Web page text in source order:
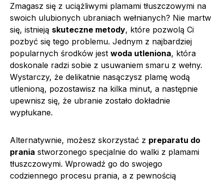
Zmagasz się z uciążliwymi plamami tłuszczowymi na
swoich ulubionych ubraniach wełnianych? Nie martw
się, istnieją skuteczne metody, które pozwolą Ci
pozbyć się tego problemu. Jednym z najbardziej
popularnych środków jest woda utleniona, która
doskonale radzi sobie z usuwaniem smaru z wełny.
Wystarczy, że delikatnie nasączysz plamę wodą
utlenioną, pozostawisz na kilka minut, a następnie
upewnisz się, że ubranie zostało dokładnie
wypłukane.
Alternatywnie, możesz skorzystać z preparatu do
prania stworzonego specjalnie do walki z plamami
tłuszczowymi. Wprowadź go do swojego
codziennego procesu prania, a z pewnością